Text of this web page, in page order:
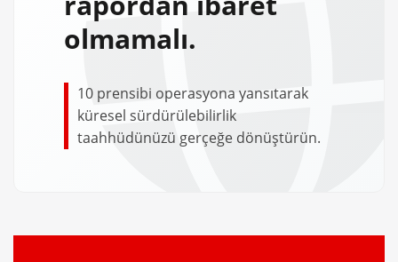
olmamalı.
10 prensibi operasyona yansıtarak
küresel sürdürülebilirlik
taahhüdünüzü gerçeğe dönüştürün.